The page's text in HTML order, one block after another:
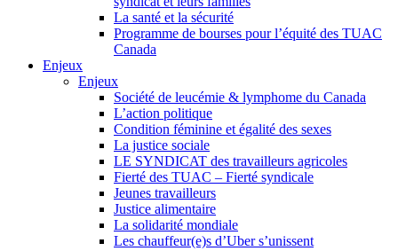
La santé et la sécurité
Programme de bourses pour l’équité des TUAC
Canada
Enjeux
Enjeux
Société de leucémie & lymphome du Canada
L’action politique
Condition féminine et égalité des sexes
La justice sociale
LE SYNDICAT des travailleurs agricoles
Fierté des TUAC – Fierté syndicale
Jeunes travailleurs
Justice alimentaire
La solidarité mondiale
Les chauffeur(e)s d’Uber s’unissent